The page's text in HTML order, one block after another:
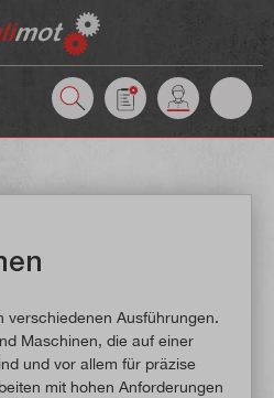
verschiedenen Ausführungen.
Maschinen, die auf einer
und vor allem für präzise
mit hohen Anforderungen